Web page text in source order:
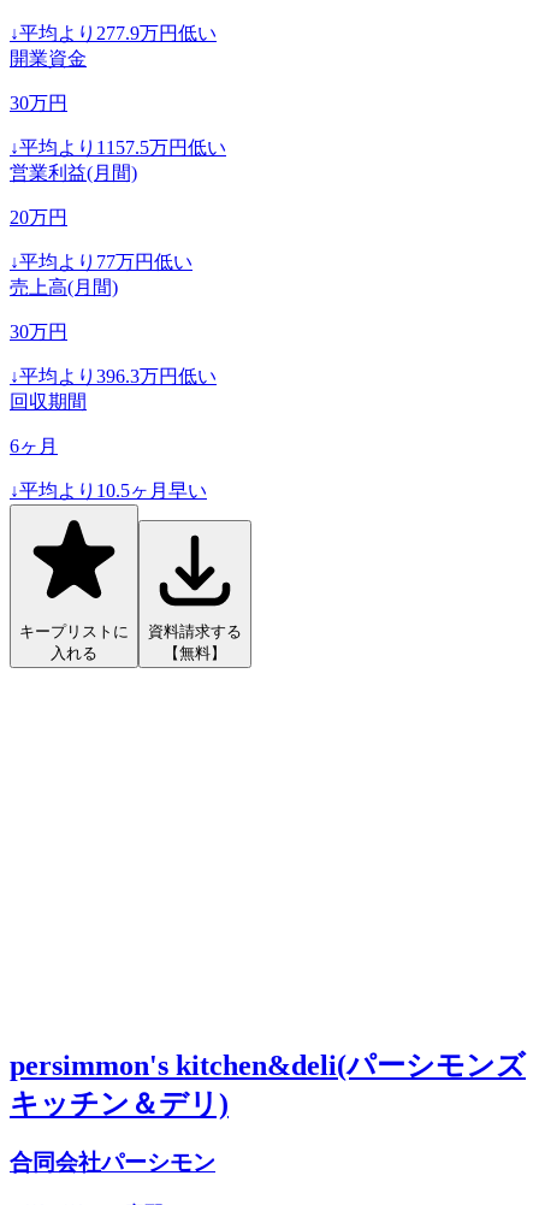
↓平均より 277.9万円低い
開業資金
30万円
↓平均より 1157.5万円低い
営業利益(月間)
20万円
↓平均より 77万円低い
売上高(月間)
30万円
↓平均より 396.3万円低い
回収期間
6ヶ月
↓平均より 10.5ヶ月早い
キープリストに
入れる
資料請求する
【無料】
persimmon's kitchen&deli(パーシモンズ
キッチン＆デリ)
合同会社パーシモン